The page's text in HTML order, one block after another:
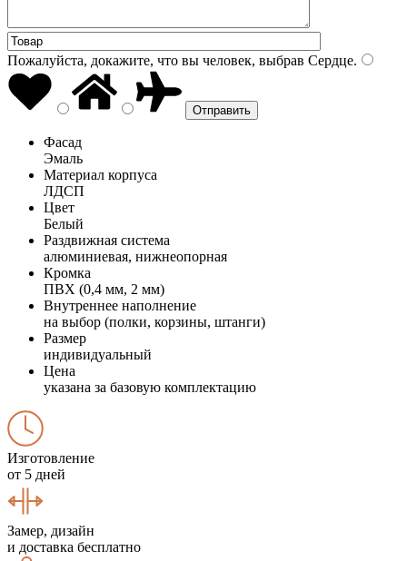
Пожалуйста, докажите, что вы человек, выбрав Сердце.
Фасад
Эмаль
Материал корпуса
ЛДСП
Цвет
Белый
Раздвижная система
алюминиевая, нижнеопорная
Кромка
ПВХ (0,4 мм, 2 мм)
Внутреннее наполнение
на выбор (полки, корзины, штанги)
Размер
индивидуальный
Цена
указана за базовую комплектацию
Изготовление
от 5 дней
Замер, дизайн
и доставка бесплатно